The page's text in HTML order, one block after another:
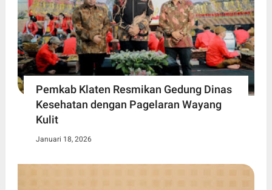
Pemkab Klaten Resmikan Gedung Dinas
Kesehatan dengan Pagelaran Wayang
Kulit
Januari 18, 2026